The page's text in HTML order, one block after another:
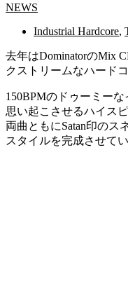
NEWS
Industrial Hardcore,
去年はDominatorのMix
クストリームなハード
150BPMのドゥーミー
思い起こさせるハイス
両曲ともにSatan印の
スタイルを完成させてい